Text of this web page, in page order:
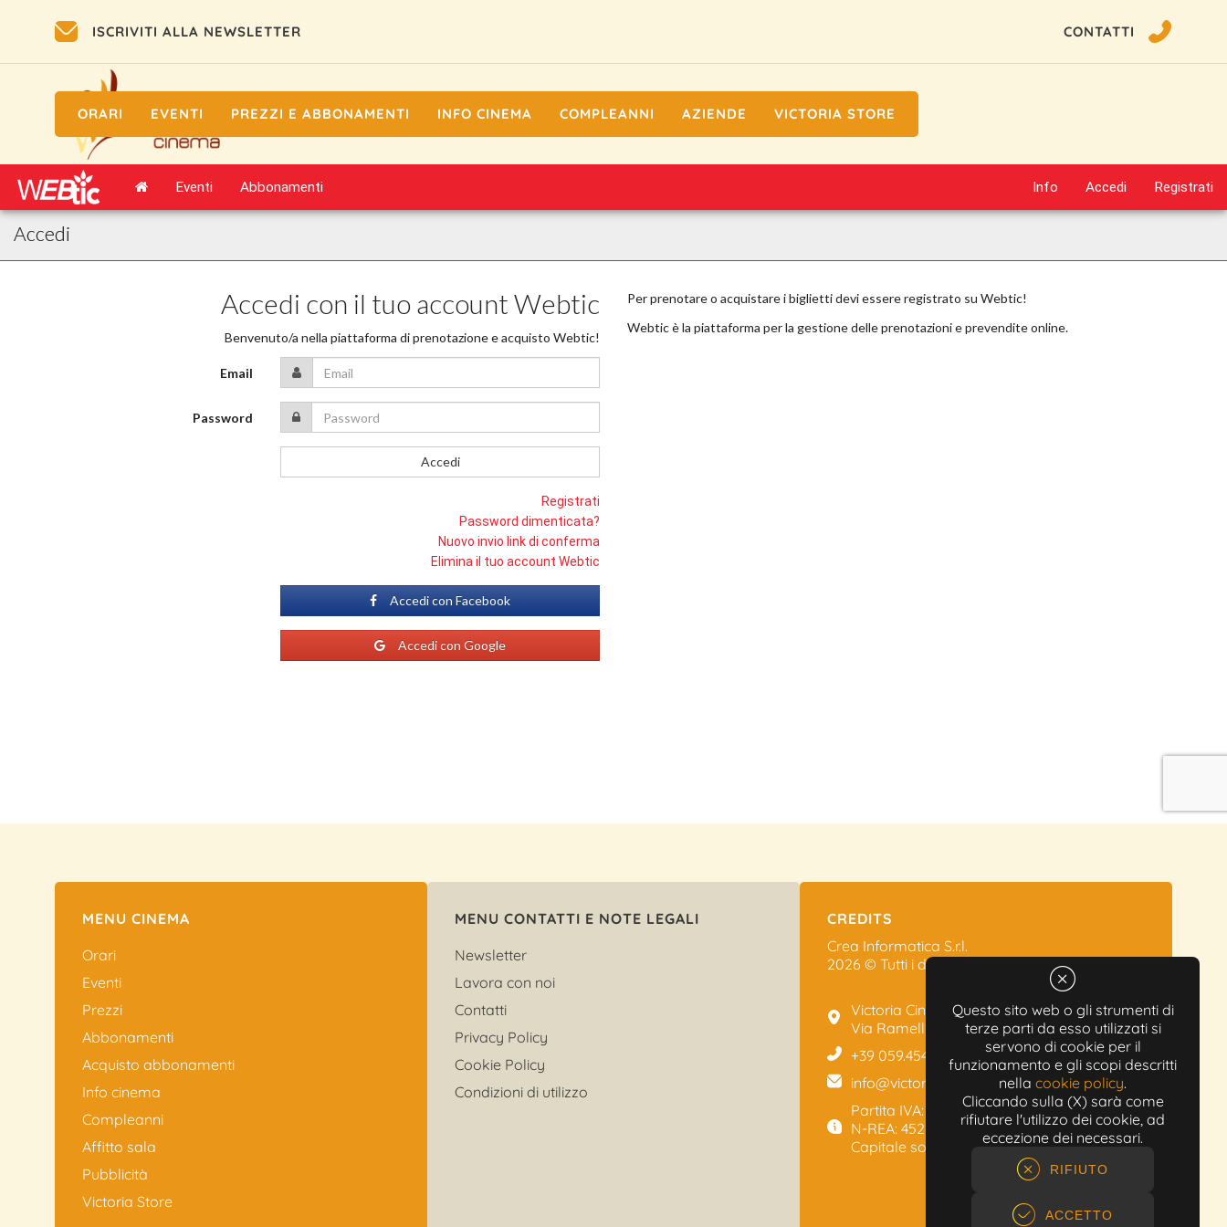
Questo sito web o gli strumenti di
terze parti da esso utilizzati si
servono di cookie per il
funzionamento e gli scopi descritti
nella cookie policy.
Cliccando sulla (X) sarà come
rifiutare l'utilizzo dei cookie, ad
eccezione dei necessari.
RIFIUTO
ACCETTO
ISCRIVITI ALLA NEWSLETTER CONTATTI
ORARI EVENTI PREZZI E ABBONAMENTI INFO CINEMA COMPLEANNI AZIENDE VICTORIA STORE
MENU CINEMA
Orari
Eventi
Prezzi
Abbonamenti
Acquisto abbonamenti
Info cinema
Compleanni
Affitto sala
Pubblicità
Victoria Store
MENU CONTATTI E NOTE LEGALI
Newsletter
Lavora con noi
Contatti
Privacy Policy
Cookie Policy
Condizioni di utilizzo
CREDITS
Crea Informatica S.r.l.
2026 © Tutti i diritti riservati.
Victoria Cinema
Via Ramelli, 101 - Modena
+39 059.454622
info@victoriacinema.it
Partita IVA: 02603471208
N-REA: 452611
Capitale sociale: 300.000,00€